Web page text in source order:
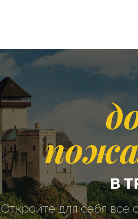
В
Откройте для себя все